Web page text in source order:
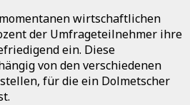
wirtschaftlichen
der Umfrageteilnehmer ihre
ein. Diese
von den verschiedenen
für die ein Dolmetscher